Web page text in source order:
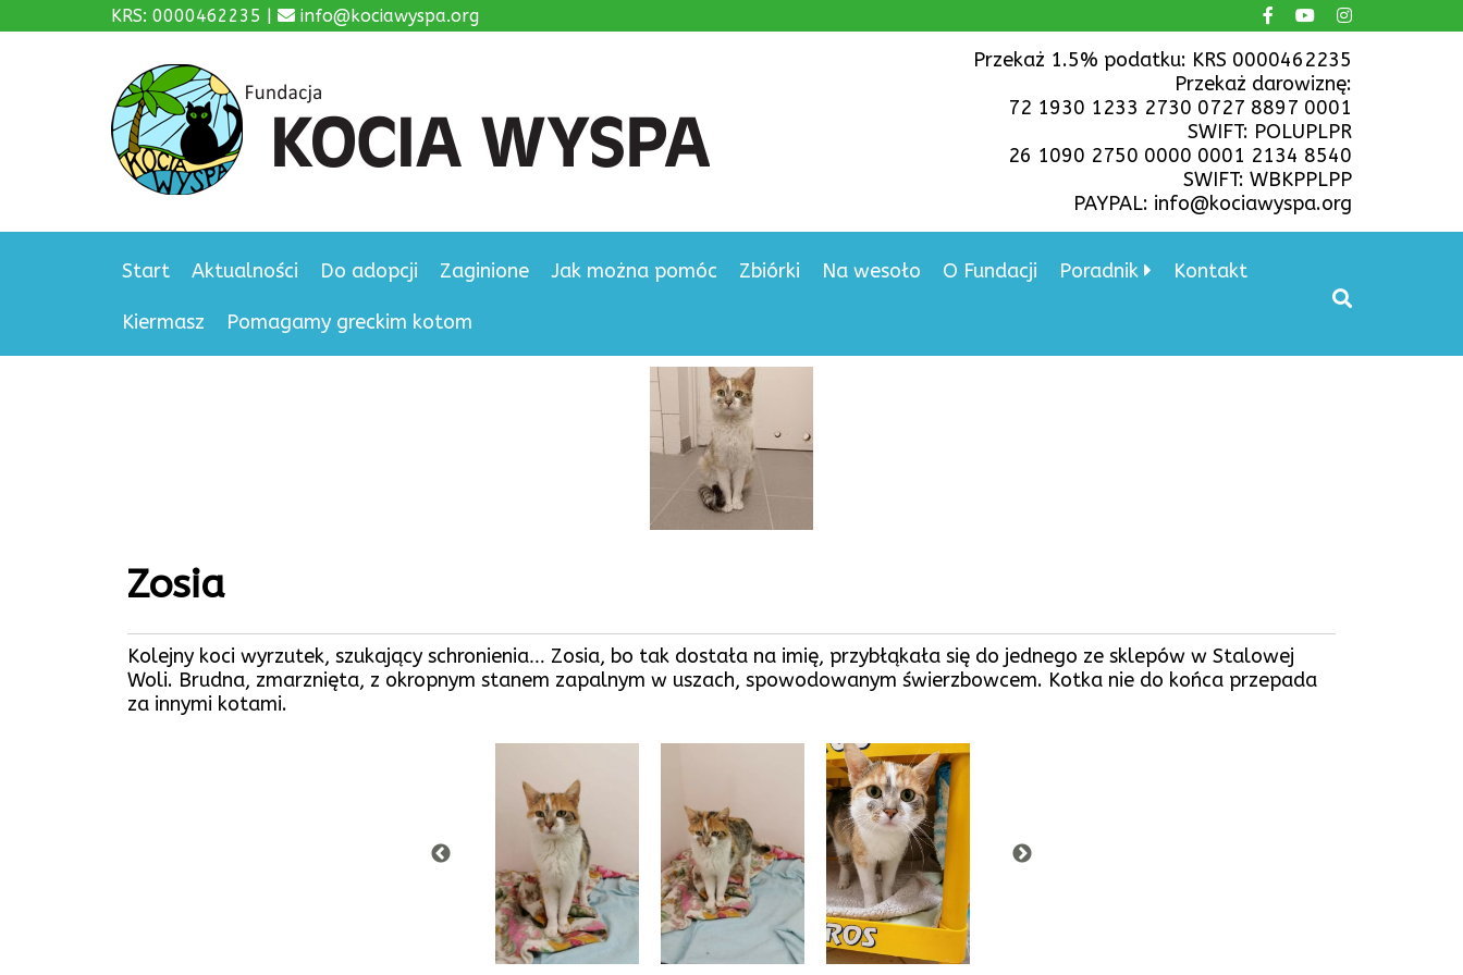
KRS: 0000462235 | info@kociawyspa.org
Przekaż 1.5% podatku: KRS 0000462235
Przekaż darowiznę:
72 1930 1233 2730 0727 8897 0001
SWIFT: POLUPLPR
26 1090 2750 0000 0001 2134 8540
SWIFT: WBKPPLPP
PAYPAL: info@kociawyspa.org
Start Aktualności Do adopcji Zaginione Jak można pomóc Zbiórki Na wesoło O Fundacji Poradnik Kontakt
Kiermasz Pomagamy greckim kotom
Zosia
Kolejny koci wyrzutek, szukający schronienia… Zosia, bo tak dostała na imię, przybłąkała się do jednego ze sklepów w Stalowej
Woli. Brudna, zmarznięta, z okropnym stanem zapalnym w uszach, spowodowanym świerzbowcem. Kotka nie do końca przepada
za innymi kotami.